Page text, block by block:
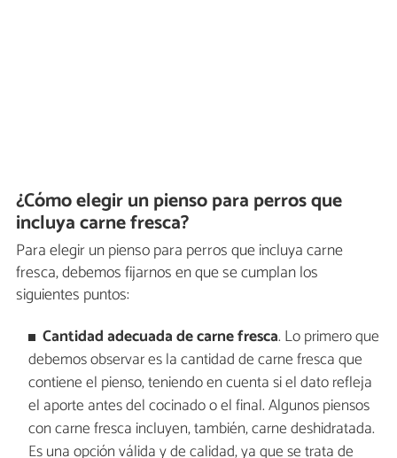
¿Cómo elegir un pienso para perros que
incluya carne fresca?
Para elegir un pienso para perros que incluya carne
fresca, debemos fijarnos en que se cumplan los
siguientes puntos:
Cantidad adecuada de carne fresca. Lo primero que
debemos observar es la cantidad de carne fresca que
contiene el pienso, teniendo en cuenta si el dato refleja
el aporte antes del cocinado o el final. Algunos piensos
con carne fresca incluyen, también, carne deshidratada.
Es una opción válida y de calidad, ya que se trata de